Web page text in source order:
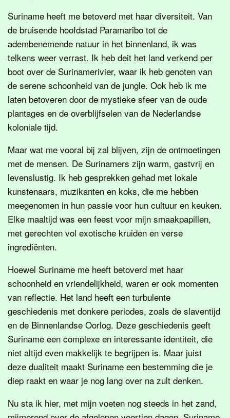
Suriname heeft me betoverd met haar diversiteit. Van
de bruisende hoofdstad Paramaribo tot de
adembenemende natuur in het binnenland, ik was
telkens weer verrast. Ik heb deit het land verkend per
boot over de Surinamerivier, waar ik heb genoten van
de serene schoonheid van de jungle. Ook heb ik me
laten betoveren door de mystieke sfeer van de oude
plantages en de overblijfselen van de Nederlandse
koloniale tijd.
Maar wat me vooral bij zal blijven, zijn de ontmoetingen
met de mensen. De Surinamers zijn warm, gastvrij en
levenslustig. Ik heb gesprekken gehad met lokale
kunstenaars, muzikanten en koks, die me hebben
meegenomen in hun passie voor hun cultuur en keuken.
Elke maaltijd was een feest voor mijn smaakpapillen,
met gerechten vol exotische kruiden en verse
ingrediënten.
Hoewel Suriname me heeft betoverd met haar
schoonheid en vriendelijkheid, waren er ook momenten
van reflectie. Het land heeft een turbulente
geschiedenis met donkere periodes, zoals de slaventijd
en de Binnenlandse Oorlog. Deze geschiedenis geeft
Suriname een complexe en interessante identiteit, die
niet altijd even makkelijk te begrijpen is. Maar juist
deze dualiteit maakt Suriname een bestemming die je
diep raakt en waar je nog lang over na zult denken.
Nu sta ik hier, met mijn voeten nog steeds in het zand,